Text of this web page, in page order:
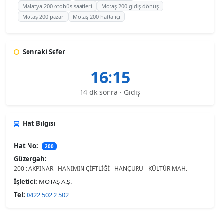
Malatya 200 otobüs saatleri
Motaş 200 gidiş dönüş
Motaş 200 pazar
Motaş 200 hafta içi
Sonraki Sefer
16:15
14 dk sonra · Gidiş
Hat Bilgisi
Hat No: 200
Güzergah:
200 : AKPINAR - HANIMIN ÇİFTLİĞİ - HANÇURU - KÜLTÜR MAH.
İşletici: MOTAŞ A.Ş.
Tel: 0422 502 2 502